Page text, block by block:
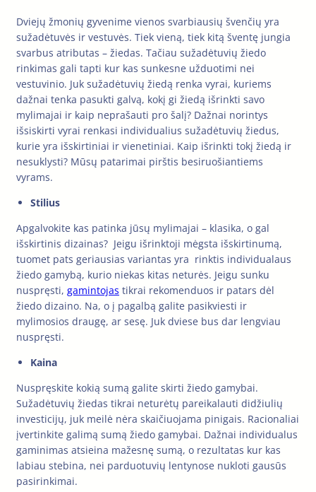
Dviejų žmonių gyvenime vienos svarbiausių švenčių yra
sužadėtuvės ir vestuvės. Tiek vieną, tiek kitą šventę jungia
svarbus atributas – žiedas. Tačiau sužadėtuvių žiedo
rinkimas gali tapti kur kas sunkesne užduotimi nei
vestuvinio. Juk sužadėtuvių žiedą renka vyrai, kuriems
dažnai tenka pasukti galvą, kokį gi žiedą išrinkti savo
mylimajai ir kaip neprašauti pro šalį? Dažnai norintys
išsiskirti vyrai renkasi individualius sužadėtuvių žiedus,
kurie yra išskirtiniai ir vienetiniai. Kaip išrinkti tokį žiedą ir
nesuklysti? Mūsų patarimai pirštis besiruošiantiems
vyrams.
Stilius
Apgalvokite kas patinka jūsų mylimajai – klasika, o gal
išskirtinis dizainas? Jeigu išrinktoji mėgsta išskirtinumą,
tuomet pats geriausias variantas yra rinktis individualaus
žiedo gamybą, kurio niekas kitas neturės. Jeigu sunku
nuspręsti, gamintojas tikrai rekomenduos ir patars dėl
žiedo dizaino. Na, o į pagalbą galite pasikviesti ir
mylimosios draugę, ar sesę. Juk dviese bus dar lengviau
nuspręsti.
Kaina
Nuspręskite kokią sumą galite skirti žiedo gamybai.
Sužadėtuvių žiedas tikrai neturėtų pareikalauti didžiulių
investicijų, juk meilė nėra skaičiuojama pinigais. Racionaliai
įvertinkite galimą sumą žiedo gamybai. Dažnai individualus
gaminimas atsieina mažesnę sumą, o rezultatas kur kas
labiau stebina, nei parduotuvių lentynose nukloti gausūs
pasirinkimai.